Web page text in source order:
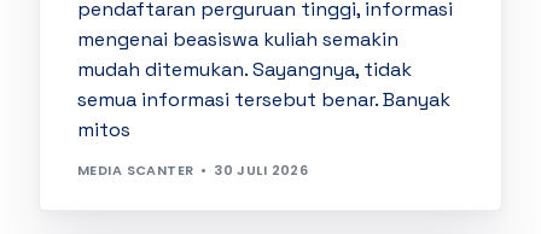
pendaftaran perguruan tinggi, informasi
mengenai beasiswa kuliah semakin
mudah ditemukan. Sayangnya, tidak
semua informasi tersebut benar. Banyak
mitos
MEDIA SCANTER 30 JULI 2026